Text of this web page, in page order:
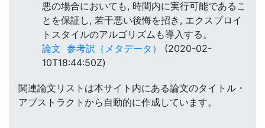
悪の場合においても, 時間内に実行可能であるこ
とを保証し, 若干悪い後悔を招き, エクスプロイ
トスタイルのアルゴリズムも導入する。
論文 参考訳（メタデータ）
(2020-02-
10T18:44:50Z)
関連論文リストは本サイト内にある論文のタイトル・
アブストラクトから自動的に作成しています。